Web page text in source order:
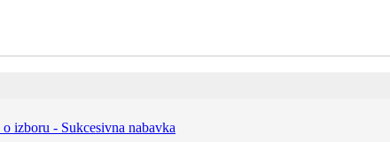
izboru - Sukcesivna nabavka